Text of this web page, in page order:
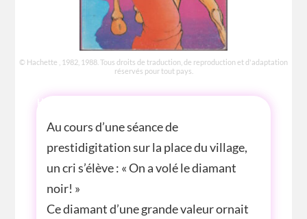
© Hachette , 1982, 1988. Tous droits de traduction, de reproduction et d'adaptation
réservés pour tout pays.
HISTOIRE
Au cours d’une séance de
prestidigitation sur la place du village,
un cri s’élève : « On a volé le diamant
noir! »
Ce diamant d’une grande valeur ornait